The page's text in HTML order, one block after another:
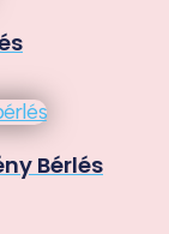
Bérlés